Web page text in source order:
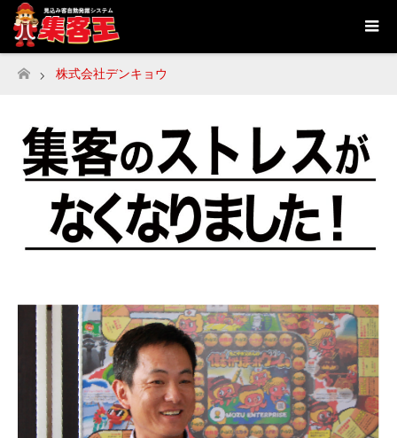
ホーム
株式会社デンキョウ